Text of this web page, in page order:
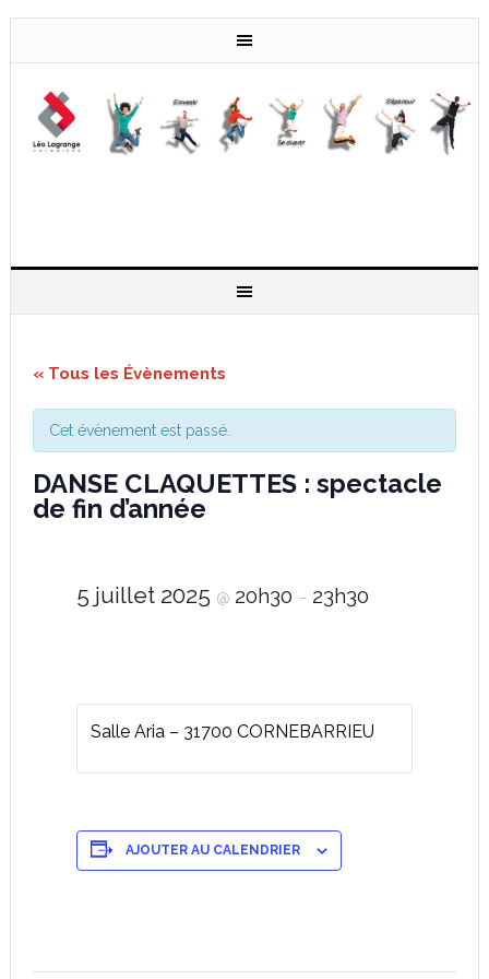
« Tous les Évènements
Cet évènement est passé.
DANSE CLAQUETTES : spectacle
de fin d’année
5 juillet 2025 @ 20h30 – 23h30
Salle Aria – 31700 CORNEBARRIEU
AJOUTER AU CALENDRIER